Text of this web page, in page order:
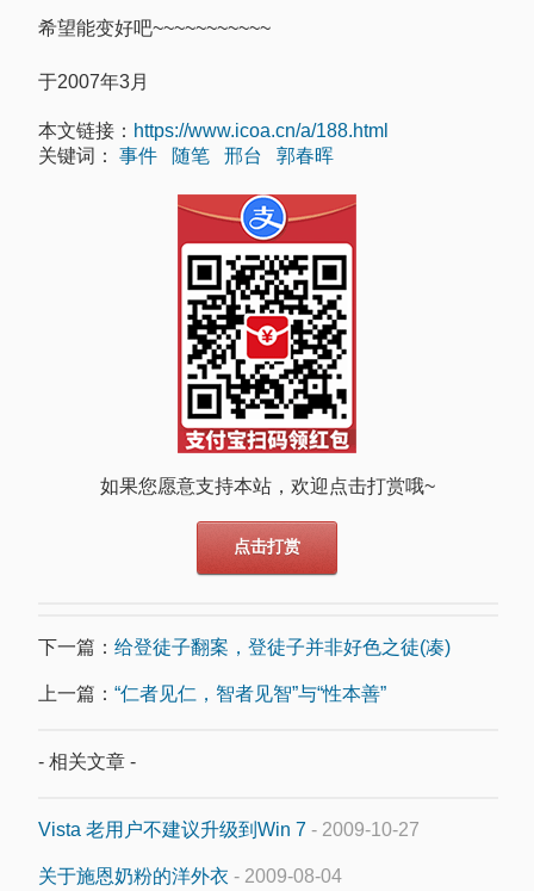
希望能变好吧~~~~~~~~~~~
于2007年3月
本文链接： https://www.icoa.cn/a/188.html
关键词： 事件 随笔 邢台 郭春晖
如果您愿意支持本站，欢迎点击打赏哦~
点击打赏
下一篇： 给登徒子翻案，登徒子并非好色之徒(凑)
上一篇： “仁者见仁，智者见智”与“性本善”
- 相关文章 -
Vista 老用户不建议升级到Win 7 - 2009-10-27
关于施恩奶粉的洋外衣 - 2009-08-04